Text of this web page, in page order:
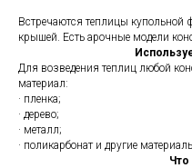
Встречаются теплицы
крышей. Есть арочные модели
Для возведения теплиц любой
материал:
· пленка;
· дерево;
· металл;
· поликарбонат и другие
Что